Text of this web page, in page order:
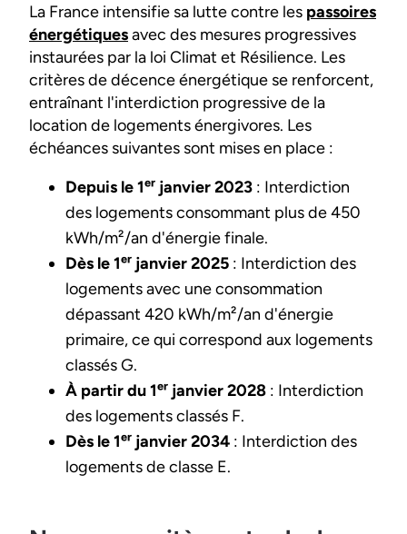
La France intensifie sa lutte contre les passoires
énergétiquesavec des mesures progressives
instaurées par la loi Climat et Résilience. Les
critères de décence énergétique se renforcent,
entraînant l'interdiction progressive de la
location de logements énergivores. Les
échéances suivantes sont mises en place :
Depuis le 1ᵉʳ janvier 2023 : Interdiction
des logements consommant plus de 450
kWh/m²/an d'énergie finale.
Dès le 1ᵉʳ janvier 2025 : Interdiction des
logements avec une consommation
dépassant 420 kWh/m²/an d'énergie
primaire, ce qui correspond aux logements
classés G.
À partir du 1ᵉʳ janvier 2028 : Interdiction
des logements classés F.
Dès le 1ᵉʳ janvier 2034 : Interdiction des
logements de classe E.